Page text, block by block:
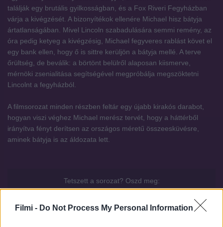
Filmi - Do Not Process My Personal Information
találják egy brutális gyilkosságban, és a Fox Riveri Fegyházban
várja a kivégzését. A bizonyítékok ellenére Michael hisz bátyja
ártatlanságában. Mivel Lincoln szabadulására semmi remény, az
óra pedig ketyeg a kivégzésig, Michael fegyveres rablást követ el
egy bank ellen, hogy ő is sittre kerüljön a bátyja mellé. A terve
őrültség, de beválik: a börtönt belülről alaposan kiismerve,
mérnöki zsenialitása segítségével megpróbálja megszöktetni
Lincolnt a fegyházból.
A filmsorozat minden részben feltár egy újabb kirakós darabot,
hogyan viszi véghez Michael merész tervét, hogy a háttérből
irányítva fényt derítsen az országos méretű összeesküvésre,
aminek bátyja is az áldozata lett.
Tetszett a sorozat? Oszd meg: